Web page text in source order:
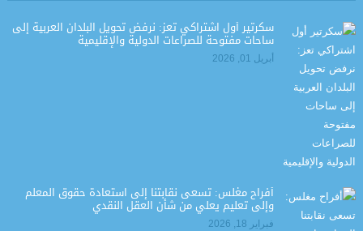
سكرتير أول اشتراكي تعز: نرفض تحويل البلدان العربية إلى
ساحات مفتوحة للصراعات الدولية والإقليمية
أبريل 01, 2026
أفراح مغلس: تسعى نقابتنا إلى استعادة حقوق المعلم
وإلى تعليم يعلي من شأن العقل النقدي
فبراير 18, 2026